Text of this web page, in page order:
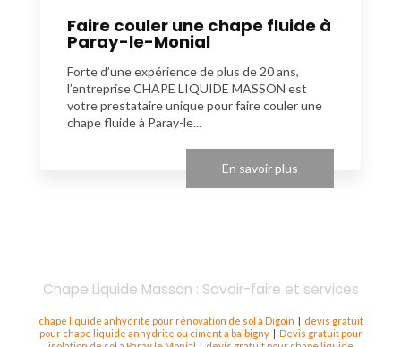
Faire couler une chape fluide à
Paray-le-Monial
Forte d’une expérience de plus de 20 ans,
l’entreprise CHAPE LIQUIDE MASSON est
votre prestataire unique pour faire couler une
chape fluide à Paray-le...
En savoir plus
Chape Liquide Masson : Savoir-faire et services
chape liquide anhydrite pour rénovation de sol à Digoin | devis gratuit
pour chape liquide anhydrite ou ciment a balbigny| Devis gratuit pour